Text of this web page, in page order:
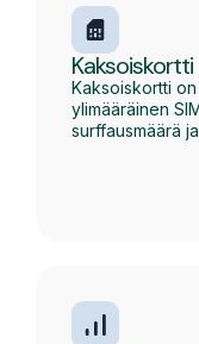
Kaksoiskortti
Kaksoiskortti
ylimääräinen
surffausmäärä